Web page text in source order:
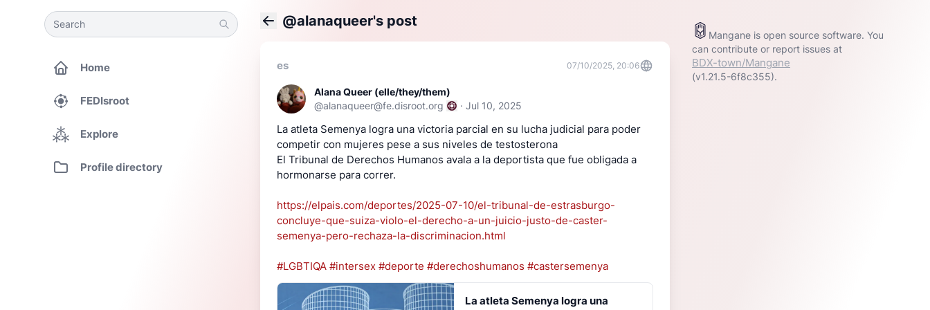
Search
Search
Home
FEDIsroot
Explore
Profile directory
@alanaqueer's post
es 07/10/2025, 20:06
Alana Queer (elle/they/them)
@alanaqueer@fe.disroot.org · Jul 10, 2025
La atleta Semenya logra una victoria parcial en su lucha judicial para poder
competir con mujeres pese a sus niveles de testosterona
El Tribunal de Derechos Humanos avala a la deportista que fue obligada a
hormonarse para correr.
https://elpais.com/deportes/2025-07-10/el-tribunal-de-estrasburgo-
concluye-que-suiza-violo-el-derecho-a-un-juicio-justo-de-caster-
semenya-pero-rechaza-la-discriminacion.html
#LGBTIQA #intersex #deporte #derechoshumanos #castersemenya
La atleta Semenya logra una
Mangane is open source software. You
can contribute or report issues at
BDX-town/Mangane
(v1.21.5-6f8c355).